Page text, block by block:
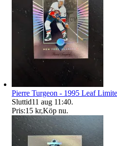
Pierre Turgeon - 1995 Leaf
Sluttid11 aug 11:40.
Pris:15 kr,Köp nu.